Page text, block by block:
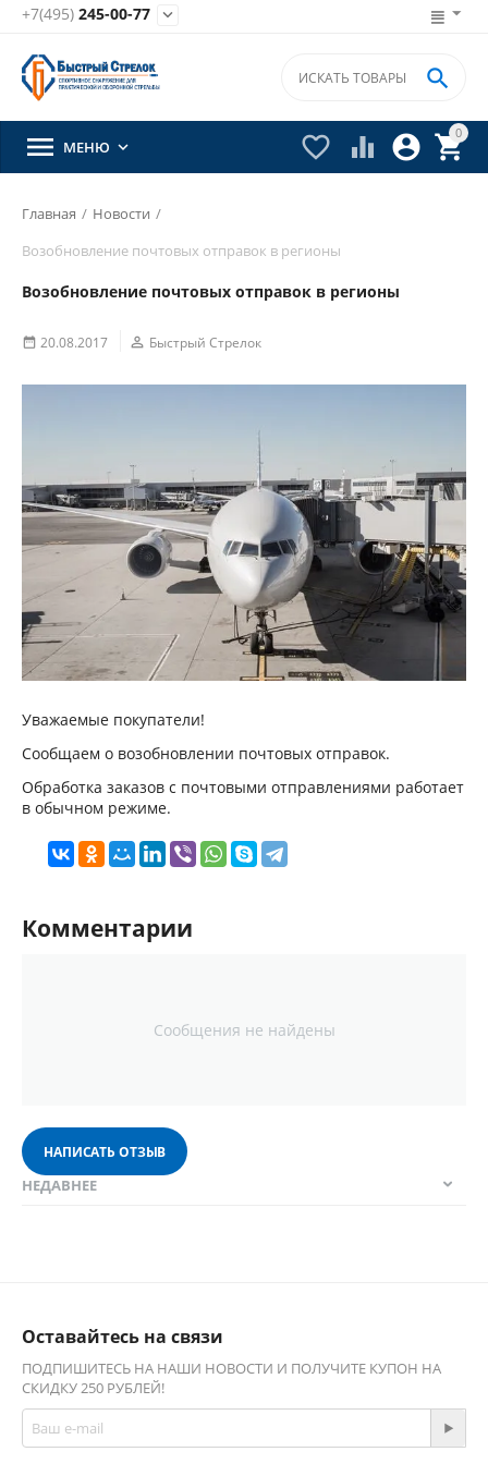
+7(495) 245-00-77 
0


 

 МЕНЮ 
Главная / Новости /
Возобновление почтовых отправок в регионы
Возобновление почтовых отправок в регионы
 20.08.2017  Быстрый Стрелок
Уважаемые покупатели!
Сообщаем о возобновлении почтовых отправок.
Обработка заказов с почтовыми отправлениями работает
в обычном режиме.
Комментарии
Сообщения не найдены
НАПИСАТЬ ОТЗЫВ
НЕДАВНЕЕ
Оставайтесь на связи
ПОДПИШИТЕСЬ НА НАШИ НОВОСТИ И ПОЛУЧИТЕ КУПОН НА
СКИДКУ 250 РУБЛЕЙ!